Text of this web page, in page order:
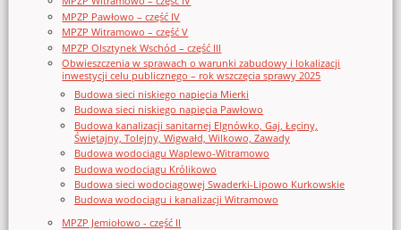
MPZP Pawłowo – część IV
MPZP Witramowo – część V
MPZP Olsztynek Wschód – część III
Obwieszczenia w sprawach o warunki zabudowy i lokalizacji
inwestycji celu publicznego – rok wszczęcia sprawy 2025
Budowa sieci niskiego napięcia Mierki
Budowa sieci niskiego napięcia Pawłowo
Budowa kanalizacji sanitarnej Elgnówko, Gaj, Łęciny,
Świętajny, Tolejny, Wigwałd, Wilkowo, Zawady
Budowa wodociągu Waplewo-Witramowo
Budowa wodociągu Królikowo
Budowa sieci wodociągowej Swaderki-Lipowo Kurkowskie
Budowa wodociągu i kanalizacji Witramowo
MPZP Jemiołowo - część II